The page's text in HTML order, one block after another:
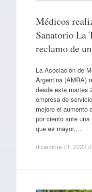
Médicos
Sanatorio La
reclamo de
La Asociación de
Argentina (AMRA)
desde este martes
empresa de
mejore el aumento
por ciento ante
que es mayor,…
diciembre 21, 2022